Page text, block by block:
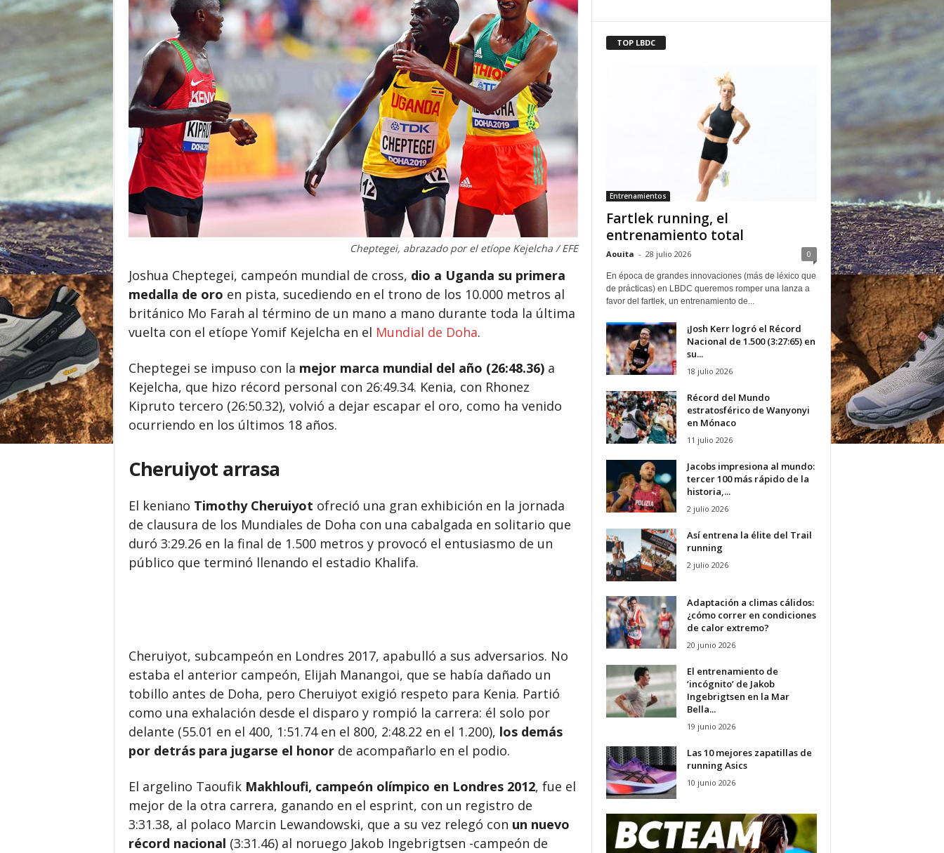
Cheptegei, abrazado por el etíope Kejelcha / EFE
Joshua Cheptegei, campeón mundial de cross, dio a Uganda su primera
medalla de oro en pista, sucediendo en el trono de los 10.000 metros al
británico Mo Farah al término de un mano a mano durante toda la última
vuelta con el etíope Yomif Kejelcha en el Mundial de Doha.
Cheptegei se impuso con la mejor marca mundial del año (26:48.36)a
Kejelcha, que hizo récord personal con 26:49.34. Kenia, con Rhonez
Kipruto tercero (26:50.32), volvió a dejar escapar el oro, como ha venido
ocurriendo en los últimos 18 años.
Cheruiyot arrasa
El keniano Timothy Cheruiyot ofreció una gran exhibición en la jornada
de clausura de los Mundiales de Doha con una cabalgada en solitario que
duró 3:29.26 en la final de 1.500 metros y provocó el entusiasmo de un
público que terminó llenando el estadio Khalifa.
Cheruiyot, subcampeón en Londres 2017, apabulló a sus adversarios. No
estaba el anterior campeón, Elijah Manangoi, que se había dañado un
tobillo antes de Doha, pero Cheruiyot exigió respeto para Kenia. Partió
como una exhalación desde el disparo y rompió la carrera: él solo por
delante (55.01 en el 400, 1:51.74 en el 800, 2:48.22 en el 1.200), los demás
por detrás para jugarse el honorde acompañarlo en el podio.
El argelino Taoufik Makhloufi, campeón olímpico en Londres 2012, fue el
mejor de la otra carrera, ganando en el esprint, con un registro de
3:31.38, al polaco Marcin Lewandowski, que a su vez relegó con un nuevo
récord nacional (3:31.46) al noruego Jakob Ingebrigtsen -campeón de
TOP LBDC
Entrenamientos
Fartlek running, el
entrenamiento total
Aouita - 28 julio 2026 0
En época de grandes innovaciones (más de léxico que
de prácticas) en LBDC queremos romper una lanza a
favor del fartlek, un entrenamiento de...
¡Josh Kerr logró el Récord
Nacional de 1.500 (3:27:65) en
su...
18 julio 2026
Récord del Mundo
estratosférico de Wanyonyi
en Mónaco
11 julio 2026
Jacobs impresiona al mundo:
tercer 100 más rápido de la
historia,...
2 julio 2026
Así entrena la élite del Trail
running
2 julio 2026
Adaptación a climas cálidos:
¿cómo correr en condiciones
de calor extremo?
20 junio 2026
El entrenamiento de
‘incógnito’ de Jakob
Ingebrigtsen en la Mar
Bella...
19 junio 2026
Las 10 mejores zapatillas de
running Asics
10 junio 2026